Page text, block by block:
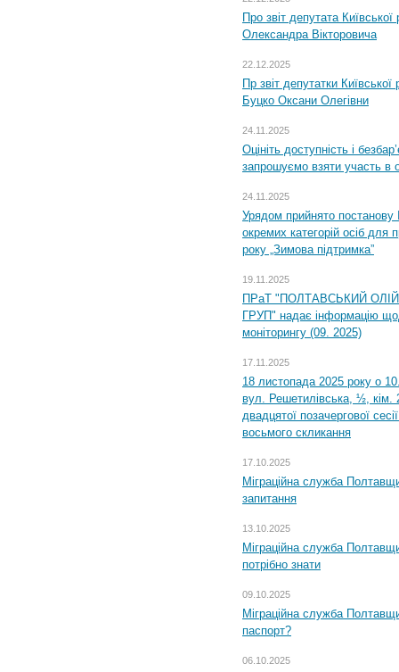
Про звіт депутата
Олександра Вікторовича
22.12.2025
Пр звіт депутатки
Буцко Оксани Олегівни
24.11.2025
Оцініть доступність і
запрошуємо взяти участь в
24.11.2025
Урядом прийнято постанову
окремих категорій осіб для
року „Зимова підтримка”
19.11.2025
ПРаТ "ПОЛТАВСЬКИЙ
ГРУП" надає інформацію
моніторингу (09. 2025)
17.11.2025
18 листопада 2025 року о
вул. Решетилівська, ½, кім.
двадцятої позачергової
восьмого скликання
17.10.2025
Міграційна служба
запитання
13.10.2025
Міграційна служба
потрібно знати
09.10.2025
Міграційна служба
паспорт?
06.10.2025